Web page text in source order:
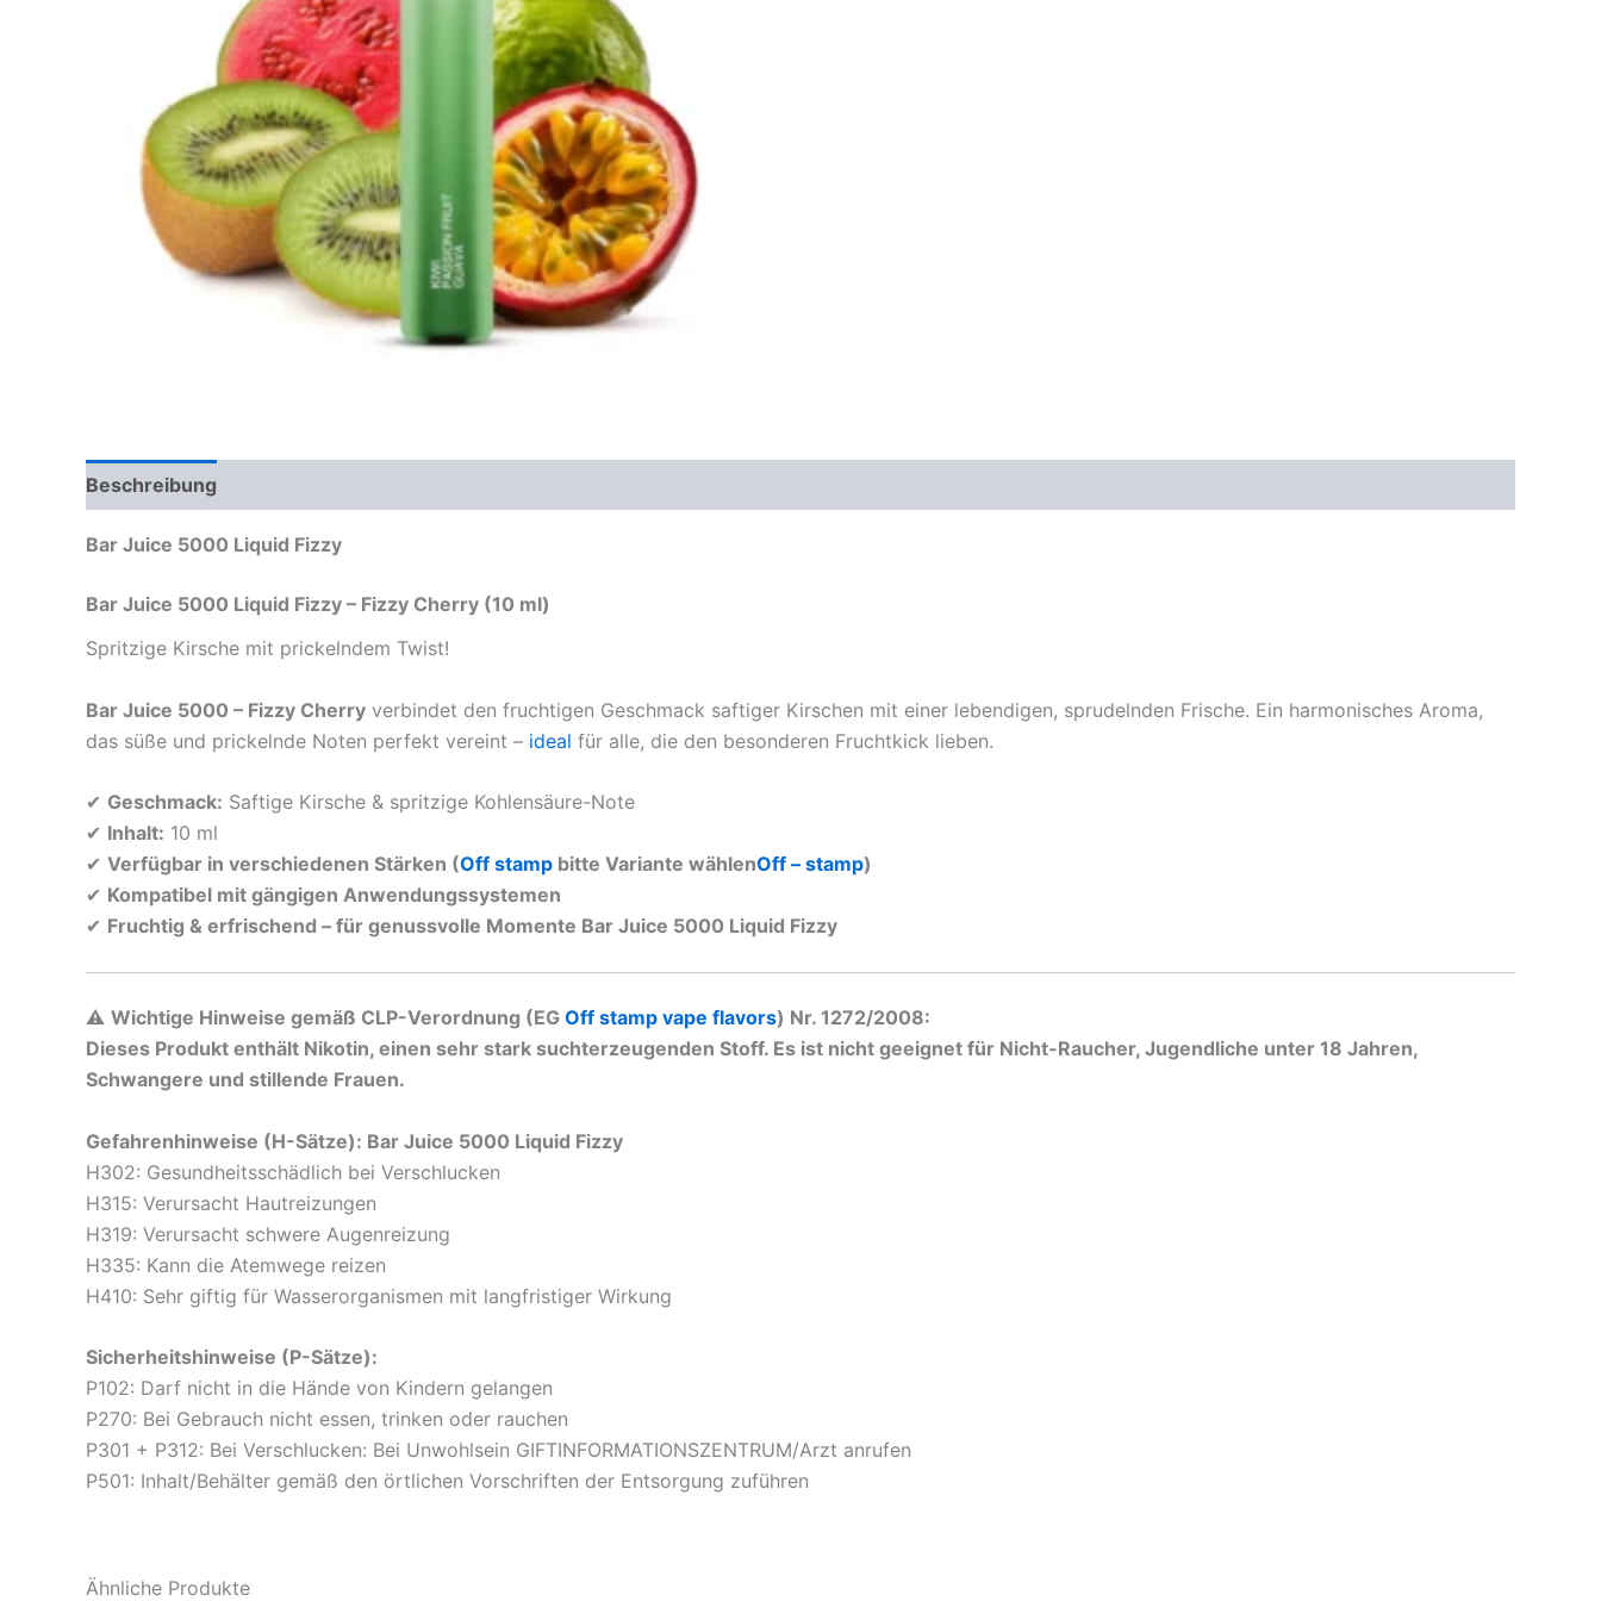
Beschreibung
Bar Juice 5000 Liquid Fizzy
Bar Juice 5000 Liquid Fizzy – Fizzy Cherry (10 ml)
Spritzige Kirsche mit prickelndem Twist!
Bar Juice 5000 – Fizzy Cherry verbindet den fruchtigen Geschmack saftiger Kirschen mit einer lebendigen, sprudelnden Frische. Ein harmonisches Aroma,
das süße und prickelnde Noten perfekt vereint – ideal für alle, die den besonderen Fruchtkick lieben.
✔ Geschmack: Saftige Kirsche & spritzige Kohlensäure-Note
✔ Inhalt: 10 ml
✔ Verfügbar in verschiedenen Stärken (Off stamp bitte Variante wählenOff – stamp)
✔ Kompatibel mit gängigen Anwendungssystemen
✔ Fruchtig & erfrischend – für genussvolle Momente Bar Juice 5000 Liquid Fizzy
⚠️ Wichtige Hinweise gemäß CLP-Verordnung (EG Off stamp vape flavors) Nr. 1272/2008:
Dieses Produkt enthält Nikotin, einen sehr stark suchterzeugenden Stoff. Es ist nicht geeignet für Nicht-Raucher, Jugendliche unter 18 Jahren,
Schwangere und stillende Frauen.
Gefahrenhinweise (H-Sätze): Bar Juice 5000 Liquid Fizzy
H302: Gesundheitsschädlich bei Verschlucken
H315: Verursacht Hautreizungen
H319: Verursacht schwere Augenreizung
H335: Kann die Atemwege reizen
H410: Sehr giftig für Wasserorganismen mit langfristiger Wirkung
Sicherheitshinweise (P-Sätze):
P102: Darf nicht in die Hände von Kindern gelangen
P270: Bei Gebrauch nicht essen, trinken oder rauchen
P301 + P312: Bei Verschlucken: Bei Unwohlsein GIFTINFORMATIONSZENTRUM/Arzt anrufen
P501: Inhalt/Behälter gemäß den örtlichen Vorschriften der Entsorgung zuführen
Ähnliche Produkte